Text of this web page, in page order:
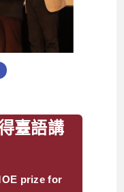
臺語講
prize for